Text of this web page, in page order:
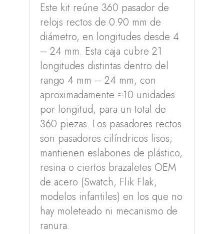
Este kit reúne 360 pasador de
relojs rectos de 0.90 mm de
diámetro, en longitudes desde 4
– 24 mm. Esta caja cubre 21
longitudes distintas dentro del
rango 4 mm – 24 mm, con
aproximadamente ≈10 unidades
por longitud, para un total de
360 piezas. Los pasadores rectos
son pasadores cilíndricos lisos;
mantienen eslabones de plástico,
resina o ciertos brazaletes OEM
de acero (Swatch, Flik Flak,
modelos infantiles) en los que no
hay moleteado ni mecanismo de
ranura.